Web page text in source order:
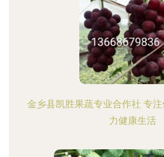
金乡县凯胜果蔬专业合作社 专
力健康生活